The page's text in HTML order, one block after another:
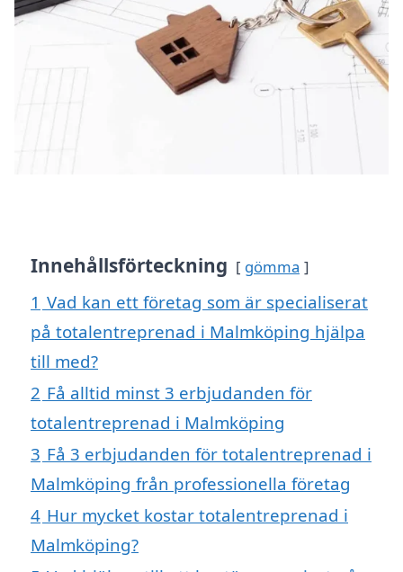
Innehållsförteckning gömma
1 Vad kan ett företag som är specialiserat
på totalentreprenad i Malmköping hjälpa
till med?
2 Få alltid minst 3 erbjudanden för
totalentreprenad i Malmköping
3 Få 3 erbjudanden för totalentreprenad i
Malmköping från professionella företag
4 Hur mycket kostar totalentreprenad i
Malmköping?